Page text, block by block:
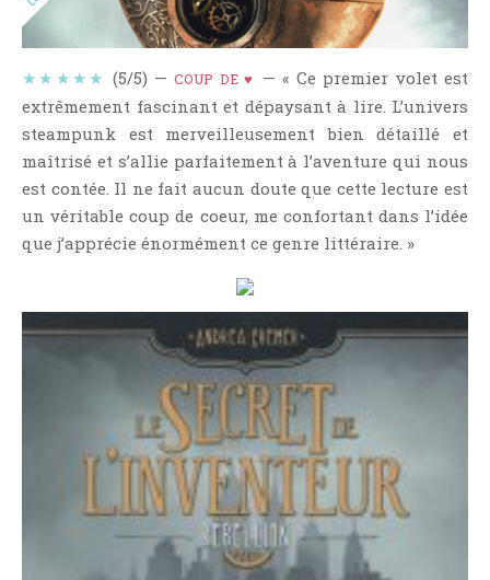
RENDEZ-VOUS LIVRESQUES
SWAPS & CHALLENGES
LES TAGS
QUI SOMMES-NOUS ?
CONCOURS
CONTACT
Articles D'Erika
Articles De Steven
Aventure
Bande Dessinée
★★★★★ (5/5) —COUP DE ♥
— « Ce premier volet est
extrêmement fascinant et dépaysant à lire. L’univers
steampunk est merveilleusement bien détaillé et
maîtrisé et s’allie parfaitement à l’aventure qui nous
est contée. Il ne fait aucun doute que cette lecture est
un véritable coup de coeur, me confortant dans l’idée
que j’apprécie énormément ce genre littéraire. »